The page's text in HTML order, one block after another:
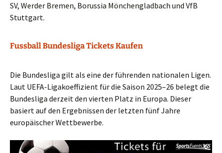
SV, Werder Bremen, Borussia Mönchengladbach und VfB
Stuttgart.
Fussball Bundesliga Tickets Kaufen
Die Bundesliga gilt als eine der führenden nationalen Ligen.
Laut UEFA-Ligakoeffizient für die Saison 2025–26 belegt die
Bundesliga derzeit den vierten Platz in Europa. Dieser
basiert auf den Ergebnissen der letzten fünf Jahre
europäischer Wettbewerbe.